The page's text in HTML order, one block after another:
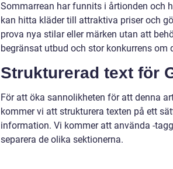
Sommarrean har funnits i årtionden och
kan hitta kläder till attraktiva priser och
prova nya stilar eller märken utan att
begränsat utbud och stor konkurrens om
Strukturerad text för
För att öka sannolikheten för att denna
kommer vi att strukturera texten på ett
information. Vi kommer att använda -
separera de olika sektionerna.